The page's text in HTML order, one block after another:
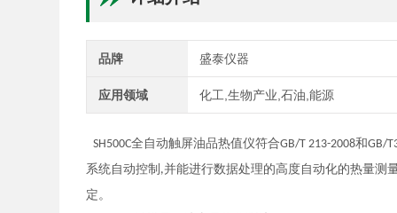
品牌 盛泰仪器
应用领域 化工,生物产业,石油,能源
SH500C全自动触屏油品热值仪符合GB/T 213-2008和GB/
系统自动控制 ,并能进行数据处理的高度自动化的热量测
定。